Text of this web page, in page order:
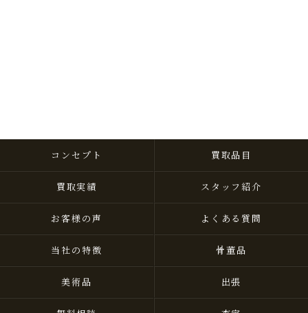
コンセプト 買取品目
買取実績 スタッフ紹介
お客様の声 よくある質問
当社の特徴 骨董品
美術品 出張